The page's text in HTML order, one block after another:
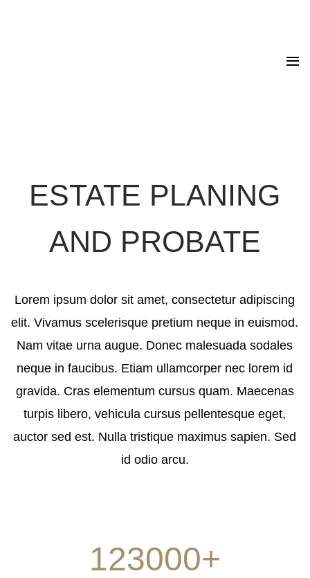
ESTATE PLANING
AND PROBATE
Lorem ipsum dolor sit amet, consectetur adipiscing
elit. Vivamus scelerisque pretium neque in euismod.
Nam vitae urna augue. Donec malesuada sodales
neque in faucibus. Etiam ullamcorper nec lorem id
gravida. Cras elementum cursus quam. Maecenas
turpis libero, vehicula cursus pellentesque eget,
auctor sed est. Nulla tristique maximus sapien. Sed
id odio arcu.
123000+